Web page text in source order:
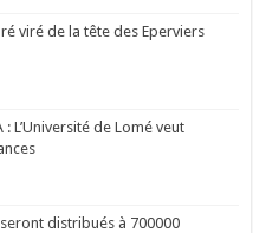
viré de la tête des Eperviers
L’Université de Lomé veut
distribués à 700000